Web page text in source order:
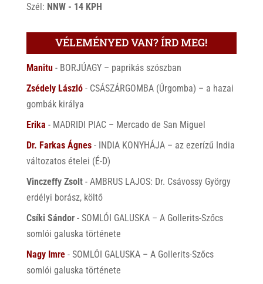
Szél: NNW - 14 KPH
VÉLEMÉNYED VAN? ÍRD MEG!
Manitu- BORJÚAGY – paprikás szószban
Zsédely László- CSÁSZÁRGOMBA (Úrgomba) – a hazai
gombák királya
Erika - MADRIDI PIAC – Mercado de San Miguel
Dr. Farkas Ágnes- INDIA KONYHÁJA – az ezerízű India
változatos ételei (É-D)
Vinczeffy Zsolt- AMBRUS LAJOS: Dr. Csávossy György
erdélyi borász, költő
Csíki Sándor- SOMLÓI GALUSKA – A Gollerits-Szőcs
somlói galuska története
Nagy Imre- SOMLÓI GALUSKA – A Gollerits-Szőcs
somlói galuska története